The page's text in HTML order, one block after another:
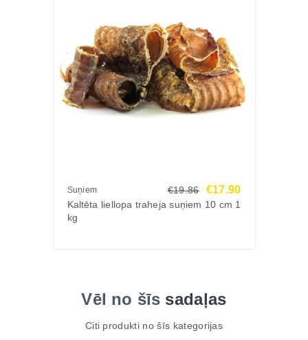
Vai šis gardums ir trekns?
Nē, tas satur ļoti maz tauku.
Vai var dot katru dienu?
Jā, kā papildbarību un apbalvojumu.
apbalvošanai un košļāšanai.
Izvēlies kaltētas liellopa plaušas suņiem
Papildu dabīgos kaltētos gardumus suņiem ar
Zoopasaule.lv kaltējumu sadaļā.
Suņiem €19.86 €17.90
Kaltēta liellopa traheja suņiem 10 cm 1
kg
Vēl no šīs sadaļas
Citi produkti no šīs kategorijas